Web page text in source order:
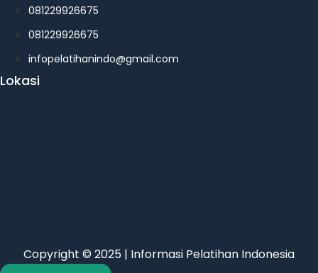
081229926675
081229926675
infopelatihanindo@gmail.com
Lokasi
Copyright © 2025 | Informasi Pelatihan Indonesia